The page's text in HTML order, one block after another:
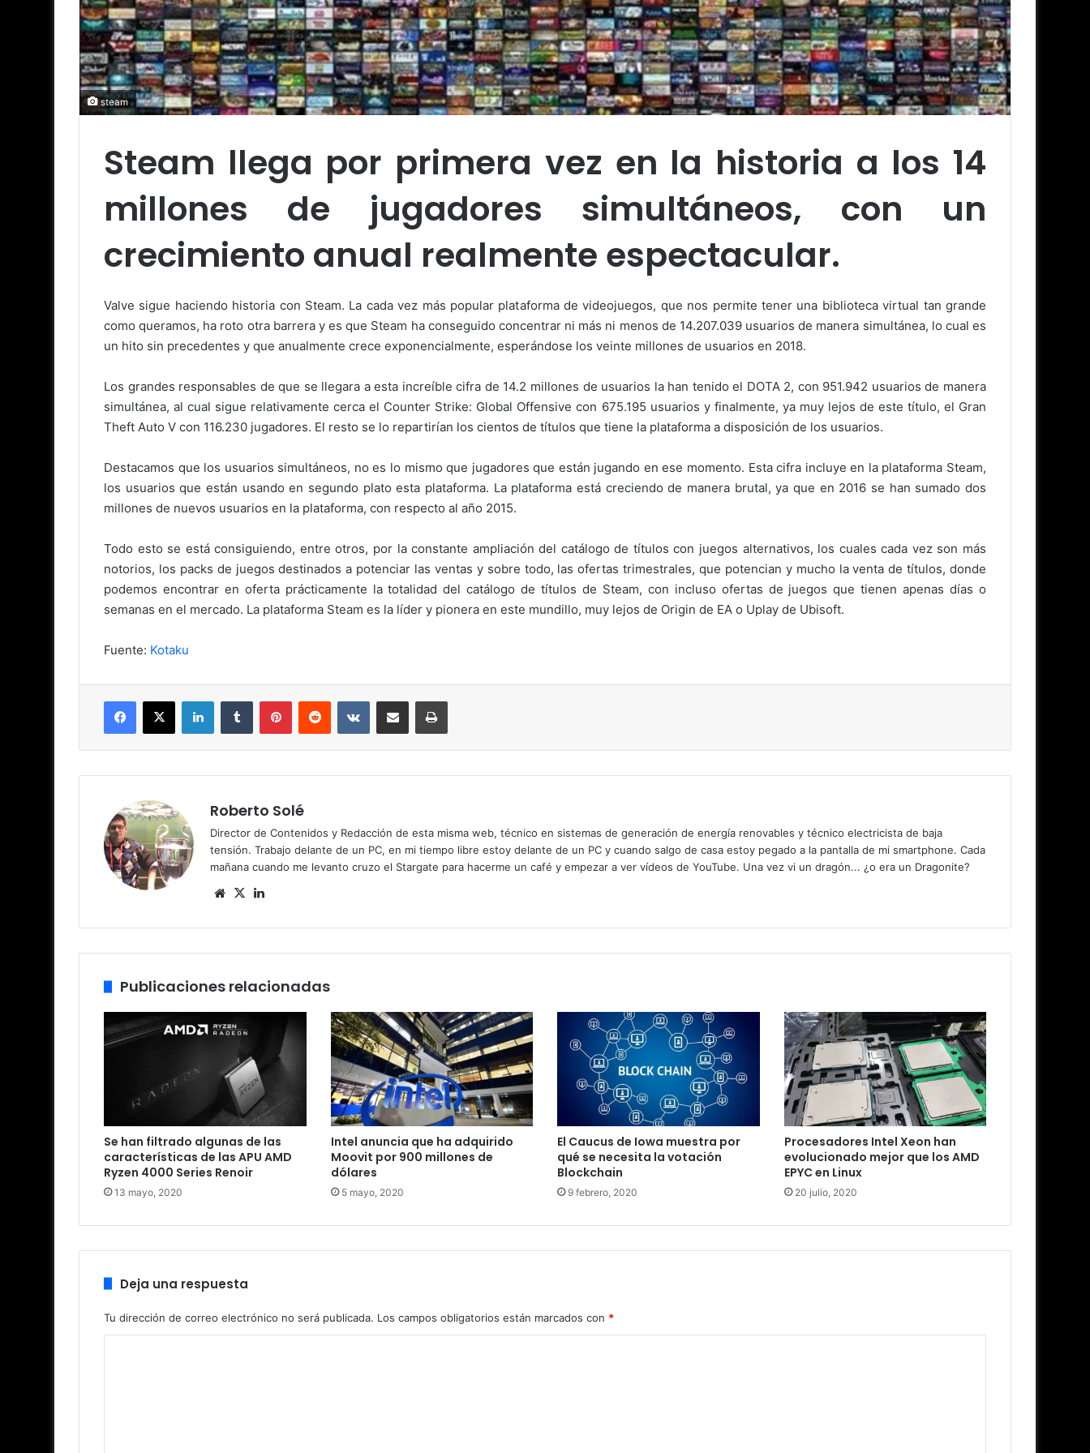
steam
Steam llega por primera vez en la historia a los 14
millones de jugadores simultáneos, con un
crecimiento anual realmente espectacular.
Valve sigue haciendo historia con Steam. La cada vez más popular plataforma de videojuegos, que nos permite tener una biblioteca virtual tan grande
como queramos, ha roto otra barrera y es que Steam ha conseguido concentrar ni más ni menos de 14.207.039 usuarios de manera simultánea, lo cual es
un hito sin precedentes y que anualmente crece exponencialmente, esperándose los veinte millones de usuarios en 2018.
Los grandes responsables de que se llegara a esta increíble cifra de 14.2 millones de usuarios la han tenido el DOTA 2, con 951.942 usuarios de manera
simultánea, al cual sigue relativamente cerca el Counter Strike: Global Offensive con 675.195 usuarios y finalmente, ya muy lejos de este título, el Gran
Theft Auto V con 116.230 jugadores. El resto se lo repartirían los cientos de títulos que tiene la plataforma a disposición de los usuarios.
Destacamos que los usuarios simultáneos, no es lo mismo que jugadores que están jugando en ese momento. Esta cifra incluye en la plataforma Steam,
los usuarios que están usando en segundo plato esta plataforma. La plataforma está creciendo de manera brutal, ya que en 2016 se han sumado dos
millones de nuevos usuarios en la plataforma, con respecto al año 2015.
Todo esto se está consiguiendo, entre otros, por la constante ampliación del catálogo de títulos con juegos alternativos, los cuales cada vez son más
notorios, los packs de juegos destinados a potenciar las ventas y sobre todo, las ofertas trimestrales, que potencian y mucho la venta de títulos, donde
podemos encontrar en oferta prácticamente la totalidad del catálogo de títulos de Steam, con incluso ofertas de juegos que tienen apenas días o
semanas en el mercado. La plataforma Steam es la líder y pionera en este mundillo, muy lejos de Origin de EA o Uplay de Ubisoft.
Fuente: Kotaku
Roberto Solé
Director de Contenidos y Redacción de esta misma web, técnico en sistemas de generación de energía renovables y técnico electricista de baja
tensión. Trabajo delante de un PC, en mi tiempo libre estoy delante de un PC y cuando salgo de casa estoy pegado a la pantalla de mi smartphone. Cada
mañana cuando me levanto cruzo el Stargate para hacerme un café y empezar a ver vídeos de YouTube. Una vez vi un dragón... ¿o era un Dragonite?
Siti
we
b
X
dIn
Publicaciones relacionadas
Se han filtrado algunas de las
características de las APU AMD
Ryzen 4000 Series Renoir
13 mayo, 2020
Intel anuncia que ha adquirido
Moovit por 900 millones de
dólares
5 mayo, 2020
El Caucus de Iowa muestra por
qué se necesita la votación
Blockchain
9 febrero, 2020
Procesadores Intel Xeon han
evolucionado mejor que los AMD
EPYC en Linux
20 julio, 2020
Deja una respuesta
Tu dirección de correo electrónico no será publicada. Los campos obligatorios están marcados con *